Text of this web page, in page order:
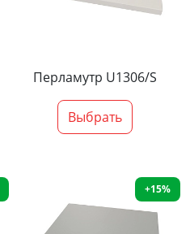
Перламутр U1306/S
Выбрать
+15%